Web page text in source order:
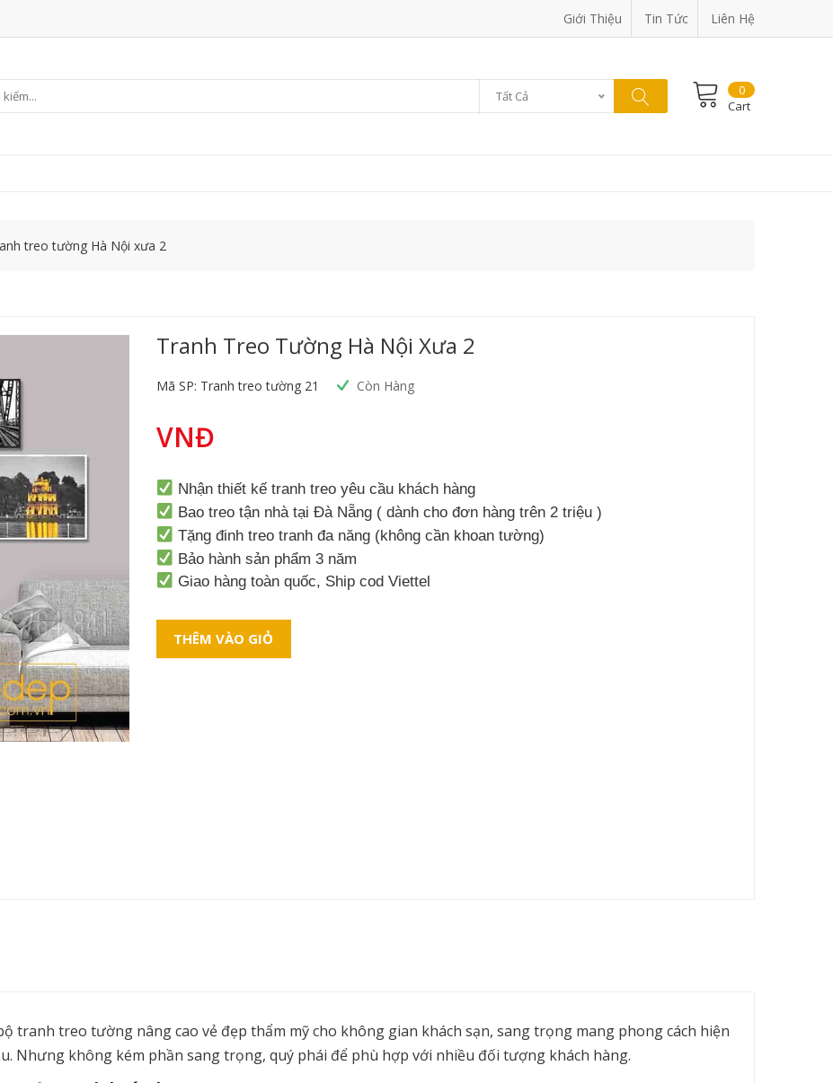
Giới Thiệu Tin Tức Liên Hệ
Tất Cả
0
Cart
treo tường Hà Nội xưa 2
Tranh Treo Tường Hà Nội Xưa 2
Mã SP: Tranh treo tường 21 Còn Hàng
VNĐ
Nhận thiết kế tranh treo yêu cầu khách hàng
Bao treo tận nhà tại Đà Nẵng ( dành cho đơn hàng trên 2 triệu )
Tặng đinh treo tranh đa năng (không cần khoan tường)
Bảo hành sản phẩm 3 năm
Giao hàng toàn quốc, Ship cod Viettel
THÊM VÀO GIỎ
tranh treo tường nâng cao vẻ đẹp thẩm mỹ cho không gian khách sạn, sang trọng mang phong cách hiện
Nhưng không kém phần sang trọng, quý phái để phù hợp với nhiều đối tượng khách hàng.